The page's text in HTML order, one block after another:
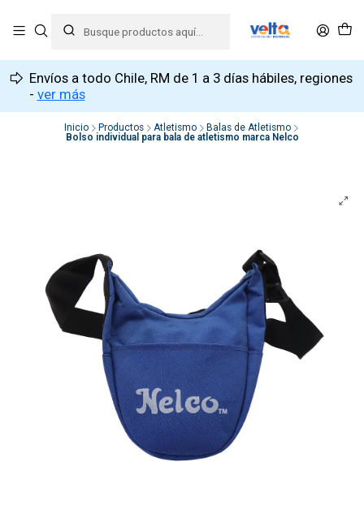
Envíos a todo Chile, RM de 1 a 3 días hábiles, regiones
- ver más
Inicio Productos Atletismo
Balas de Atletismo
Bolso individual para bala de atletismo marca Nelco